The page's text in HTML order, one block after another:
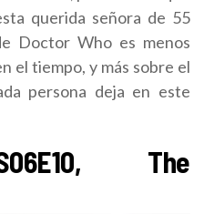
querida señora de 55
Doctor Who es menos
el tiempo, y más sobre el
persona deja en este
The